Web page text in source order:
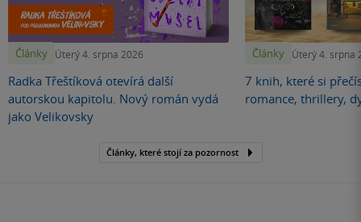
Články Úterý 4. srpna 2026
Radka Třeštíková otevírá další
autorskou kapitolu. Nový román vydá
jako Velikovsky
Články Úterý 4. srpna
7 knih, které si
romance, thrillery,
Články, které stojí za pozornost